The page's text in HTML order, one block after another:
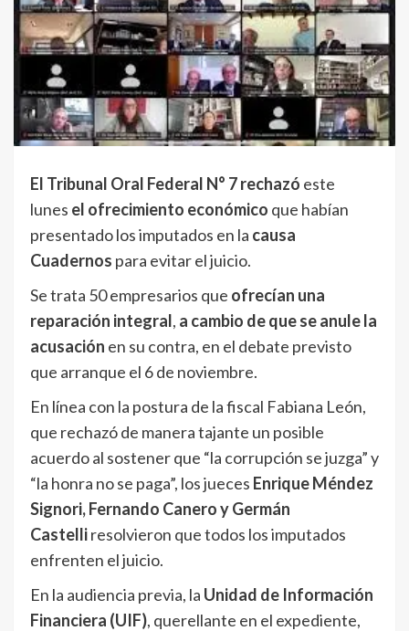
El Tribunal Oral Federal N° 7 rechazó este
lunes el ofrecimiento económico que habían
presentado los imputados en la causa
Cuadernos para evitar el juicio.
Se trata 50 empresarios que ofrecían una
reparación integral, a cambio de que se anule la
acusación en su contra, en el debate previsto
que arranque el 6 de noviembre.
En línea con la postura de la fiscal Fabiana León,
que rechazó de manera tajante un posible
acuerdo al sostener que “la corrupción se juzga” y
“la honra no se paga”, los jueces Enrique Méndez
Signori, Fernando Canero y Germán
Castelliresolvieron que todos los imputados
enfrenten el juicio.
En la audiencia previa, la Unidad de Información
Financiera (UIF), querellante en el expediente,